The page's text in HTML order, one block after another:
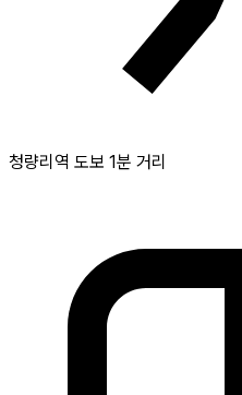
청량리역 도보 1분 거리